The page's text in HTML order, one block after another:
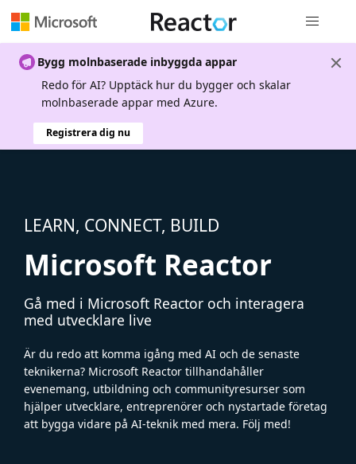
Bygg molnbaserade inbyggda appar
Redo för AI? Upptäck hur du bygger och skalar
molnbaserade appar med Azure.
Registrera dig nu
LEARN, CONNECT, BUILD
Microsoft Reactor
Gå med i Microsoft Reactor och interagera
med utvecklare live
Är du redo att komma igång med AI och de senaste
teknikerna? Microsoft Reactor tillhandahåller
evenemang, utbildning och communityresurser som
hjälper utvecklare, entreprenörer och nystartade företag
att bygga vidare på AI-teknik med mera. Följ med!